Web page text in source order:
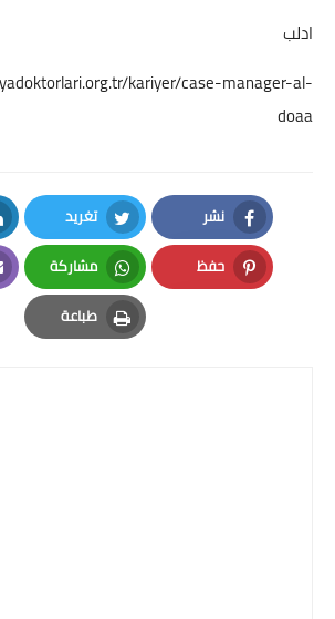
ادلب
kariyer/case-manager-al-
doaa
نشر
Facebook
تغريد
Twitter
حفظ
Pinterest
مشاركة
Whatsapp
طباعة
Print